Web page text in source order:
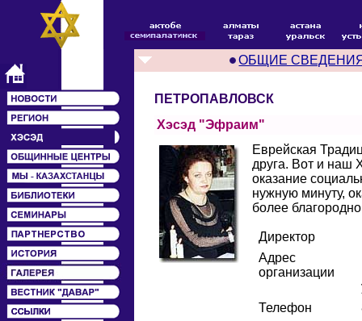
ОБЩИЕ
ПЕТРОПАВЛОВСК
Хэсэд "Эфраим"
Еврейская
друга. Вот и наш
оказание
нужную минуту,
более
Директор
Адрес
организации
Телефон